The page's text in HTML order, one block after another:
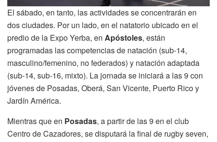
El sábado, en tanto, las actividades se concentrarán en
dos ciudades. Por un lado, en el natatorio ubicado en el
predio de la Expo Yerba, en Apóstoles, están
programadas las competencias de natación (sub-14,
masculino/femenino, no federados) y natación adaptada
(sub-14, sub-16, mixto). La jornada se iniciará a las 9 con
jóvenes de Posadas, Oberá, San Vicente, Puerto Rico y
Jardín América.
Mientras que en Posadas, a partir de las 9 en el club
Centro de Cazadores, se disputará la final de rugby seven,